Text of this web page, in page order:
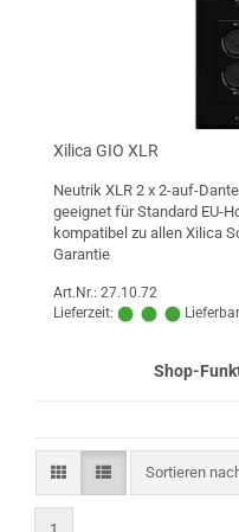
Xilica GIO XLR
Neutrik XLR 2 x 2-auf-
geeignet für Standard EU-
kompatibel zu allen Xilica
Garantie
Art.Nr.: 27.10.72
Lieferzeit:
Shop-
Sortieren
Sortieren